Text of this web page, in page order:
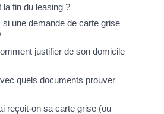
la fin du leasing ?
une demande de carte grise
justifier de son domicile
quels documents prouver
reçoit-on sa carte grise (ou